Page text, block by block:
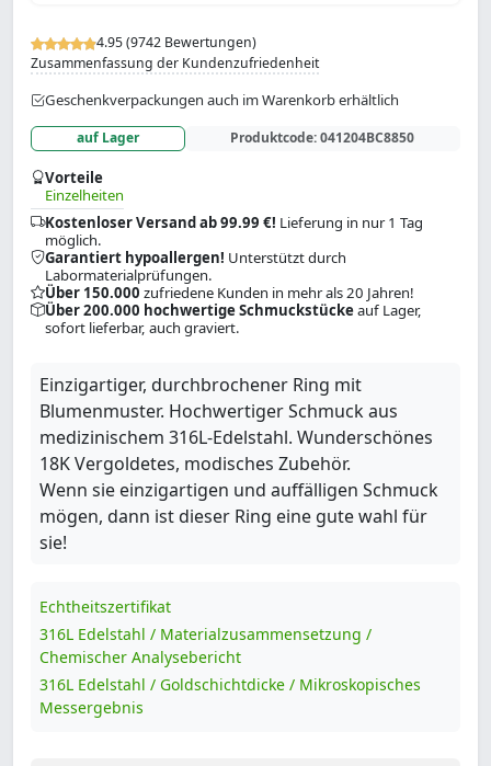
4.95 (9742 Bewertungen)
Zusammenfassung der Kundenzufriedenheit
Geschenkverpackungen auch im Warenkorb erhältlich
auf Lager Produktcode:041204BC8850
Vorteile
Einzelheiten
Kostenloser Versand ab 99.99 €! Lieferung in nur 1 Tag
möglich.
Garantiert hypoallergen! Unterstützt durch
Labormaterialprüfungen.
Über 150.000 zufriedene Kunden in mehr als 20 Jahren!
Über 200.000 hochwertige Schmuckstückeauf Lager,
sofort lieferbar, auch graviert.
Einzigartiger, durchbrochener Ring mit
Blumenmuster. Hochwertiger Schmuck aus
medizinischem 316L-Edelstahl. Wunderschönes
18K Vergoldetes, modisches Zubehör.
Wenn sie einzigartigen und auffälligen Schmuck
mögen, dann ist dieser Ring eine gute wahl für
sie!
Echtheitszertifikat
316L Edelstahl / Materialzusammensetzung /
Chemischer Analysebericht
316L Edelstahl / Goldschichtdicke / Mikroskopisches
Messergebnis